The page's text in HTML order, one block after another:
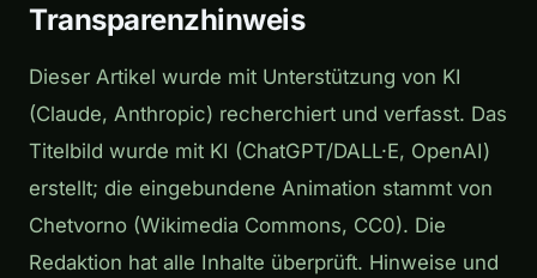
Transparenzhinweis
Dieser Artikel wurde mit Unterstützung von KI
(Claude, Anthropic) recherchiert und verfasst. Das
Titelbild wurde mit KI (ChatGPT/DALL·E, OpenAI)
erstellt; die eingebundene Animation stammt von
Chetvorno (Wikimedia Commons, CC0). Die
Redaktion hat alle Inhalte überprüft. Hinweise und